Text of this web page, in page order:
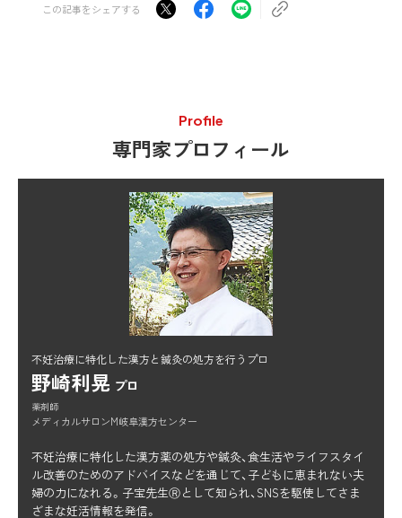
この記事をシェアする
Profile
専門家プロフィール
不妊治療に特化した漢方と鍼灸の処方を行うプロ
野崎利晃 プロ
薬剤師
メディカルサロンM岐阜漢方センター
不妊治療に特化した漢方薬の処方や鍼灸、食生活やライフスタイ
ル改善のためのアドバイスなどを通じて、子どもに恵まれない夫
婦の力になれる。子宝先生Ⓡとして知られ、SNSを駆使してさま
ざまな妊活情報を発信。